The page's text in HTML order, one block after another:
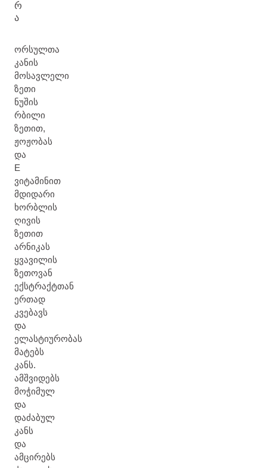
Რ
Ა
ორსულთა
კანის
მოსავლელი
ზეთი
ნუშის
რბილი
ზეთით,
ჟოჟობას
და
E
ვიტამინით
მდიდარი
ხორბლის
ღივის
ზეთით
არნიკას
ყვავილის
ზეთოვან
ექსტრაქტთან
ერთად
კვებავს
და
ელასტიურობას
მატებს
კანს.
ამშვიდებს
მოჭიმულ
და
დაძაბულ
კანს
და
ამცირებს